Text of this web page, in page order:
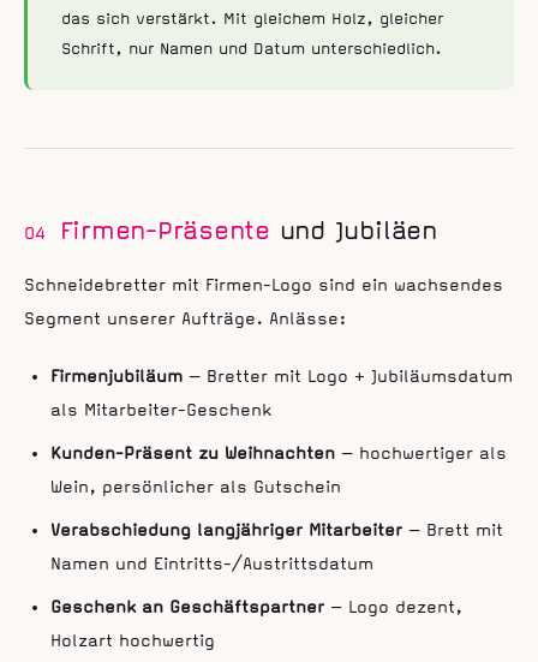
das sich verstärkt. Mit gleichem Holz, gleicher
Schrift, nur Namen und Datum unterschiedlich.
04 Firmen-Präsente und Jubiläen
Schneidebretter mit Firmen-Logo sind ein wachsendes
Segment unserer Aufträge. Anlässe:
Firmenjubiläum — Bretter mit Logo + Jubiläumsdatum
als Mitarbeiter-Geschenk
Kunden-Präsent zu Weihnachten — hochwertiger als
Wein, persönlicher als Gutschein
Verabschiedung langjähriger Mitarbeiter — Brett mit
Namen und Eintritts-/Austrittsdatum
Geschenk an Geschäftspartner — Logo dezent,
Holzart hochwertig